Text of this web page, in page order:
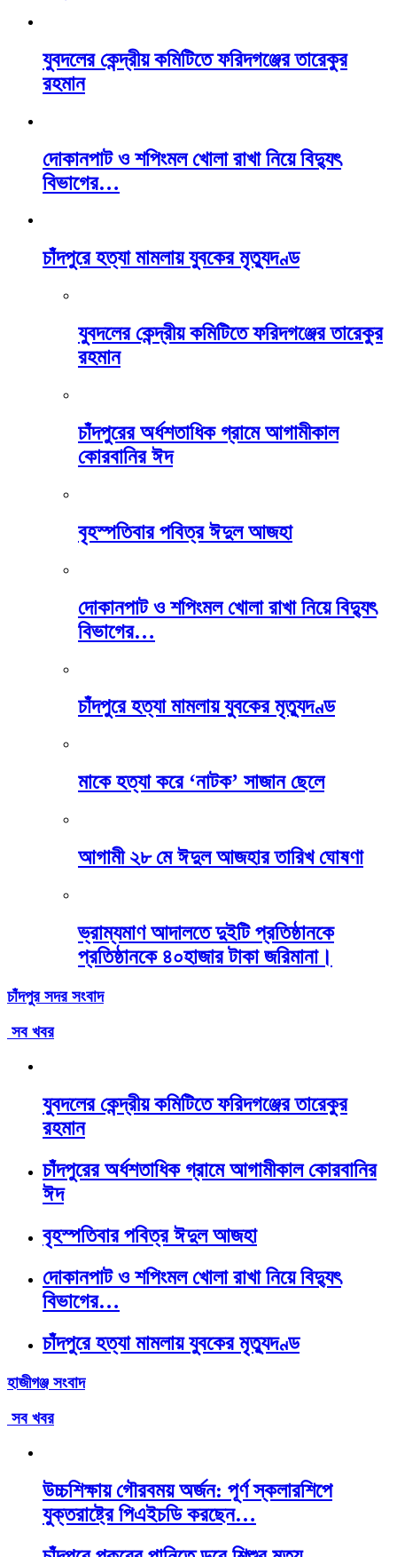
যুবদলের কেন্দ্রীয় কমিটিতে ফরিদগঞ্জের তারেকুর
রহমান
দোকানপাট ও শপিংমল খোলা রাখা নিয়ে বিদ্যুৎ
বিভাগের…
চাঁদপুরে হত্যা মামলায় যুবকের মৃত্যুদণ্ড
যুবদলের কেন্দ্রীয় কমিটিতে ফরিদগঞ্জের তারেকুর
রহমান
চাঁদপুরের অর্ধশতাধিক গ্রামে আগামীকাল
কোরবানির ঈদ
বৃহস্পতিবার পবিত্র ঈদুল আজহা
দোকানপাট ও শপিংমল খোলা রাখা নিয়ে বিদ্যুৎ
বিভাগের…
চাঁদপুরে হত্যা মামলায় যুবকের মৃত্যুদণ্ড
মাকে হত্যা করে ‘নাটক’ সাজান ছেলে
আগামী ২৮ মে ঈদুল আজহার তারিখ ঘোষণা
ভ্রাম্যমাণ আদালতে দুইটি প্রতিষ্ঠানকে
প্রতিষ্ঠানকে ৪০হাজার টাকা জরিমানা।
চাঁদপুর সদর সংবাদ
সব খবর
যুবদলের কেন্দ্রীয় কমিটিতে ফরিদগঞ্জের তারেকুর
রহমান
চাঁদপুরের অর্ধশতাধিক গ্রামে আগামীকাল কোরবানির
ঈদ
বৃহস্পতিবার পবিত্র ঈদুল আজহা
দোকানপাট ও শপিংমল খোলা রাখা নিয়ে বিদ্যুৎ
বিভাগের…
চাঁদপুরে হত্যা মামলায় যুবকের মৃত্যুদণ্ড
হাজীগঞ্জ সংবাদ
সব খবর
উচ্চশিক্ষায় গৌরবময় অর্জন: পূর্ণ স্কলারশিপে
যুক্তরাষ্ট্রে পিএইচডি করছেন…